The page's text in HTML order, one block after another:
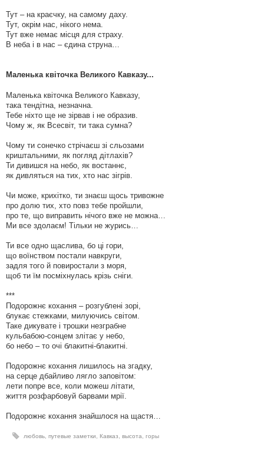
Тут – на краєчку, на самому даху.
Тут, окрім нас, нікого нема.
Тут вже немає місця для страху.
В неба і в нас – єдина струна…
Маленька квіточка Великого Кавказу...
Маленька квіточка Великого Кавказу,
така тендітна, незначна.
Тебе ніхто ще не зірвав і не образив.
Чому ж, як Всесвіт, ти така сумна?
Чому ти сонечко стрічаєш зі сльозами
криштальними, як погляд дітлахів?
Ти дивишся на небо, як востаннє,
як дивляться на тих, хто нас зігрів.
Чи може, крихітко, ти знаєш щось тривожне
про долю тих, хто повз тебе пройшли,
про те, що виправить нічого вже не можна…
Ми все здолаєм! Тільки не журись…
Ти все одно щаслива, бо ці гори,
що воїнством постали навкруги,
задля того й повиростали з моря,
щоб ти їм посміхнулась крізь сніги.
***
Подорожнє кохання – розгублені зорі,
блукає стежками, милуючись світом.
Таке дикувате і трошки незграбне
кульбабою-сонцем злітає у небо,
бо небо – то очі блакитні-блакитні.
Подорожнє кохання лишилось на згадку,
на серце дбайливо лягло заповітом:
лети попре все, коли можеш літати,
життя розфарбовуй барвами мрії.
Подорожнє кохання знайшлося на щастя…
любовь путевые заметки Кавказ высота горы